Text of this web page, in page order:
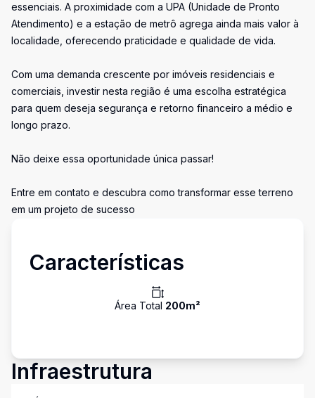
essenciais. A proximidade com a UPA (Unidade de Pronto
Atendimento) e a estação de metrô agrega ainda mais valor à
localidade, oferecendo praticidade e qualidade de vida.
Com uma demanda crescente por imóveis residenciais e
comerciais, investir nesta região é uma escolha estratégica
para quem deseja segurança e retorno financeiro a médio e
longo prazo.
Não deixe essa oportunidade única passar!
Entre em contato e descubra como transformar esse terreno
em um projeto de sucesso
Características
Área Total 200m²
Infraestrutura